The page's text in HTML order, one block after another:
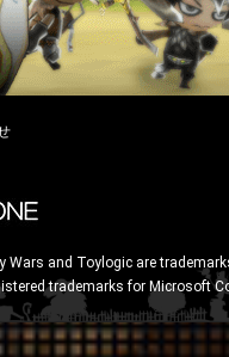
Wars and Toylogic are
trademarks for Microsoft